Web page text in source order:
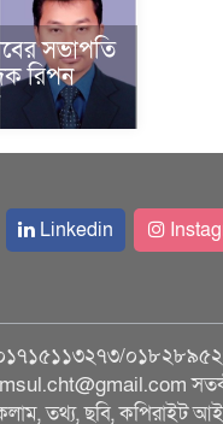
সভাপতি
রিপন
Linkedin
তথ্য, ছবি, কপিরাইট